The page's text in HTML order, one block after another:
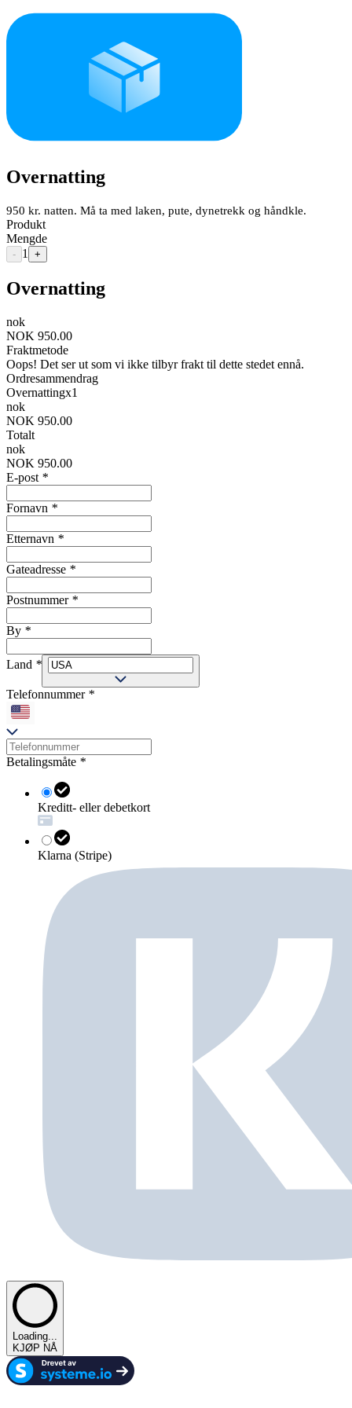
Overnatting
950 kr. natten. Må ta med laken, pute, dynetrekk og håndkle.
Produkt
Mengde
- 1 +
Overnatting
nok
NOK 950.00
Fraktmetode
Oops! Det ser ut som vi ikke tilbyr frakt til dette stedet ennå.
Ordresammendrag
Overnattingx1
nok
NOK 950.00
Totalt
nok
NOK 950.00
E-post *
Fornavn *
Etternavn *
Gateadresse *
Postnummer *
By *
Land *
Telefonnummer *
Betalingsmåte *
Kreditt- eller debetkort
Klarna (Stripe)
Loading...
KJØP NÅ